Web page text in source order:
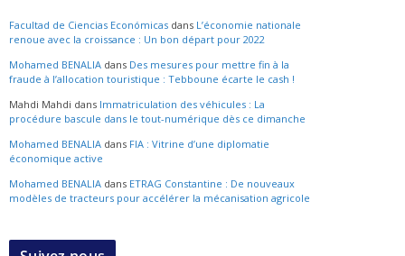
Facultad de Ciencias Económicas dans L’économie nationale
renoue avec la croissance : Un bon départ pour 2022
Mohamed BENALIA dans Des mesures pour mettre fin à la
fraude à l’allocation touristique : Tebboune écarte le cash !
Mahdi Mahdi dans Immatriculation des véhicules : La
procédure bascule dans le tout-numérique dès ce dimanche
Mohamed BENALIA dans FIA : Vitrine d’une diplomatie
économique active
Mohamed BENALIA dans ETRAG Constantine : De nouveaux
modèles de tracteurs pour accélérer la mécanisation agricole